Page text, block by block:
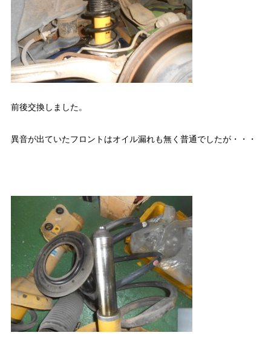
前後交換しました。
異音が出ていたフロントはオイル漏れも無く普通でしたが・・・